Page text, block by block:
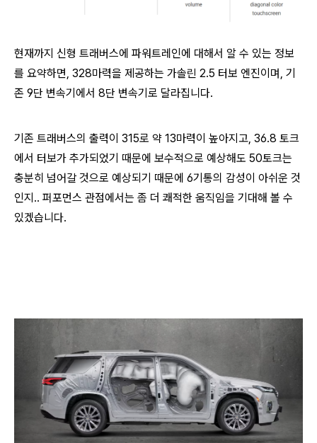
현재까지 신형 트래버스에 파워트레인에 대해서 알 수 있는 정보
를 요약하면, 328마력을 제공하는 가솔린 2.5 터보 엔진이며, 기
존 9단 변속기에서 8단 변속기로 달라집니다.
기존 트래버스의 출력이 315로 약 13마력이 높아지고, 36.8 토크
에서 터보가 추가되었기 때문에 보수적으로 예상해도 50토크는
충분히 넘어갈 것으로 예상되기 때문에 6기통의 감성이 아쉬운 것
인지.. 퍼포먼스 관점에서는 좀 더 쾌적한 움직임을 기대해 볼 수
있겠습니다.